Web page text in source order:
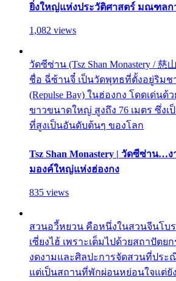
ยิ่งใหญ่แห่งประวัติศาสตร์ มณฑลก
1,082 views
วัดซีซ่าน (Tsz Shan Monastery /
ชื่อ ฉี่ซ้านจี๋ เป็นวัดพุทธที่ตั้งอยู่ริมช
(Repulse Bay) ในฮ่องกง โดดเด่น
ขาวขนาดใหญ่ สูงถึง 76 เมตร ซึ่งเ
ที่สูงเป็นอันดับต้นๆ ของโลก
Tsz Shan Monastery | วัดซีซ่าน…
มองค์ใหญ่แห่งฮ่องกง
835 views
สวนอวี้หยวน คือหนึ่งในสวนจีนโบ
เซี่ยงไฮ้ เพราะเต็มไปด้วยสถาปัต
งดงามและศิลปะการจัดสวนที่ประ
แต่เป็นสถานที่พักผ่อนหย่อนใจแต่ยั